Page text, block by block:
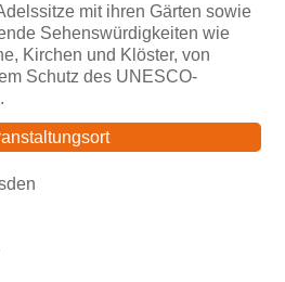
mit ihren Gärten sowie
Sehenswürdigkeiten wie
Kirchen und Klöster, von
Schutz des UNESCO-